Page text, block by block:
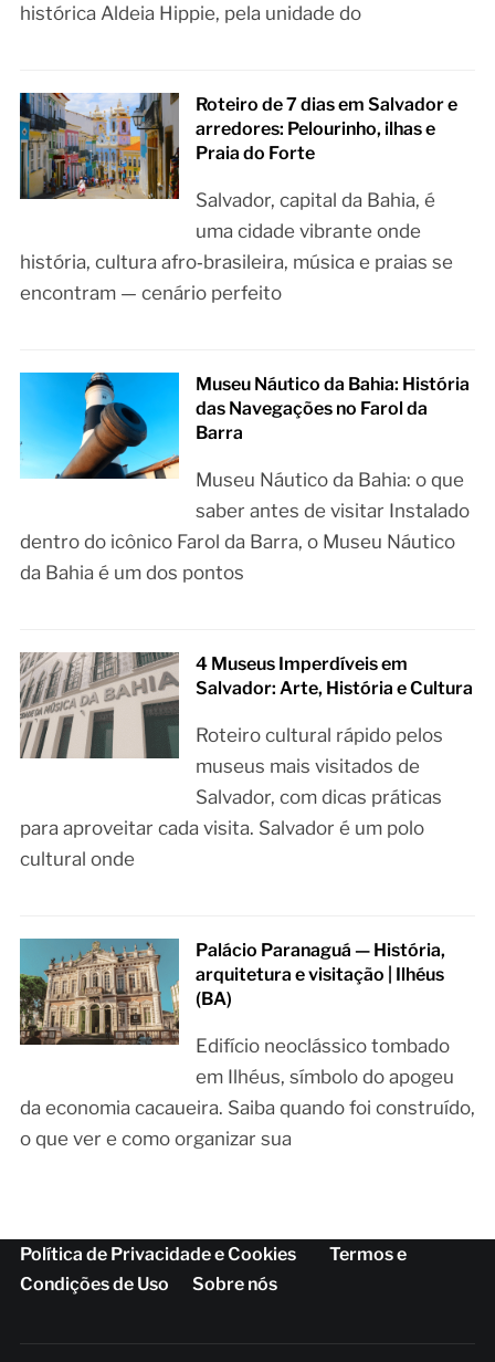
histórica Aldeia Hippie, pela unidade do
Roteiro de 7 dias em Salvador e
arredores: Pelourinho, ilhas e
Praia do Forte
Salvador, capital da Bahia, é
uma cidade vibrante onde
história, cultura afro‑brasileira, música e praias se
encontram — cenário perfeito
Museu Náutico da Bahia: História
das Navegações no Farol da
Barra
Museu Náutico da Bahia: o que
saber antes de visitar Instalado
dentro do icônico Farol da Barra, o Museu Náutico
da Bahia é um dos pontos
4 Museus Imperdíveis em
Salvador: Arte, História e Cultura
Roteiro cultural rápido pelos
museus mais visitados de
Salvador, com dicas práticas
para aproveitar cada visita. Salvador é um polo
cultural onde
Palácio Paranaguá — História,
arquitetura e visitação | Ilhéus
(BA)
Edifício neoclássico tombado
em Ilhéus, símbolo do apogeu
da economia cacaueira. Saiba quando foi construído,
o que ver e como organizar sua
Política de Privacidade e Cookies
Termos e
Condições de Uso
Sobre nós